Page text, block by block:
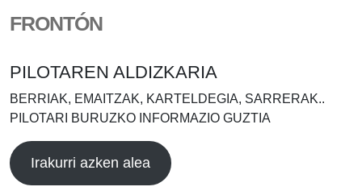
FRONTÓN
PILOTAREN ALDIZKARIA
BERRIAK, EMAITZAK, KARTELDEGIA, SARRERAK..
PILOTARI BURUZKO INFORMAZIO GUZTIA
Irakurri azken alea